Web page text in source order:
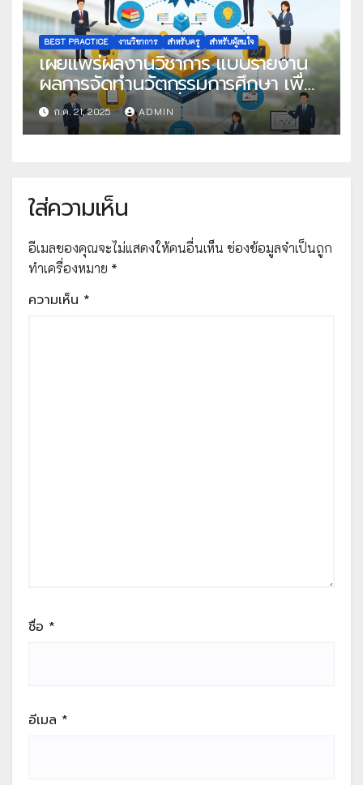
BEST PRACTICE งานวิชาการ สำหรับครู สำหรับผู้สนใจ
เผยแพร่ผลงานวิชาการ แบบรายงาน
ผลการจัดทำนวัตกรรมการศึกษา เพื่อ
คัดเลือกวิธีปฏิบัติที่เป็นเลิศ
ก.ค. 21, 2025 ADMIN
ใส่ความเห็น
อีเมลของคุณจะไม่แสดงให้คนอื่นเห็น ช่องข้อมูลจำเป็นถูก
ทำเครื่องหมาย *
ความเห็น *
ชื่อ *
อีเมล *